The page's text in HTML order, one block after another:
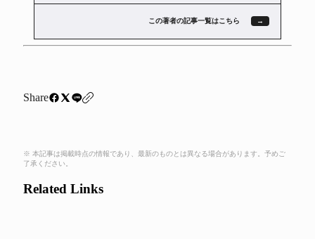
この著者の記事一覧はこちら
Share
※ 本記事は掲載時点の情報であり、最新のものとは異なる場合があります。予めご
了承ください。
Related Links